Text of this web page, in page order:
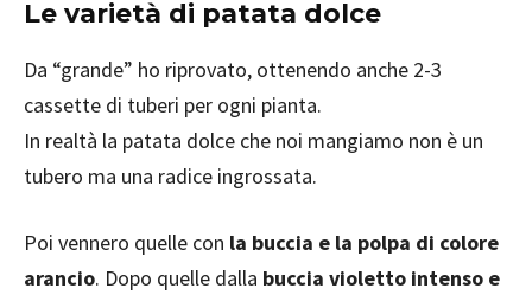
Le varietà di patata dolce
Da “grande” ho riprovato, ottenendo anche 2-3
cassette di tuberi per ogni pianta.
In realtà la patata dolce che noi mangiamo non è un
tubero ma una radice ingrossata.
Poi vennero quelle con la buccia e la polpa di colore
arancio. Dopo quelle dalla buccia violetto intenso e